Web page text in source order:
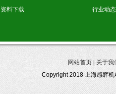
资料下载 行业动态
网站首页|关于我
Copyright 2018 上海感辉